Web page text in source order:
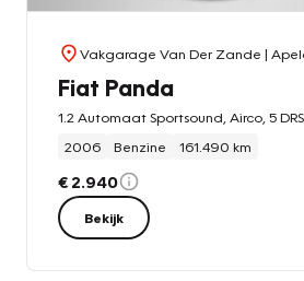
Vakgarage Van Der Zande |
Fiat Panda
1.2 Automaat Sportsound, Airco, 5
2006
Benzine 161.490 km
€ 2.940
Bekijk